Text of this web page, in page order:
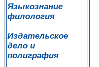
Языкознание
филология
Издательское
дело и
полиграфия